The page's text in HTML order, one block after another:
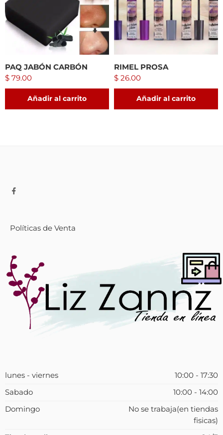
PAQ JABÓN CARBÓN
$ 79.00
Añadir al carrito
RIMEL PROSA
$ 26.00
Añadir al carrito
Políticas de Venta
lunes - viernes
10:00 - 17:30
Sabado
10:00 - 14:00
Domingo
No se trabaja(en tiendas
fisicas)